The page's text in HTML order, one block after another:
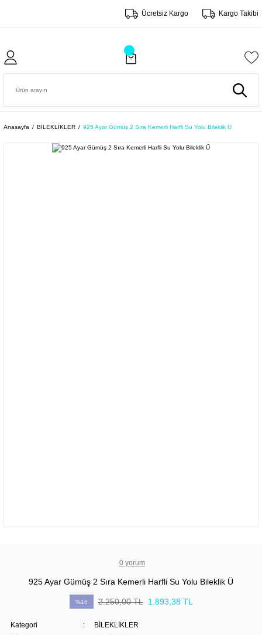
Ücretsiz Kargo Kargo Takibi
Anasayfa BİLEKLİKLER 925 Ayar Gümüş 2 Sıra Kemerli Harfli Su Yolu Bileklik Ü
0 yorum
925 Ayar Gümüş 2 Sıra Kemerli Harfli Su Yolu Bileklik Ü
%16 2.250,00 TL 1.893,38 TL
Kategori
BİLEKLİKLER